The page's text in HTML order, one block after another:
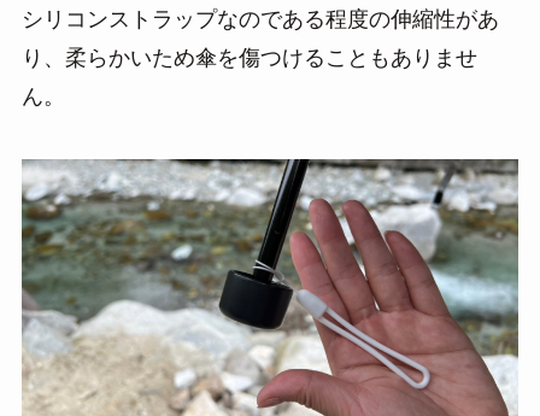
シリコンストラップなのである程度の伸縮性があ
り、柔らかいため傘を傷つけることもありませ
ん。